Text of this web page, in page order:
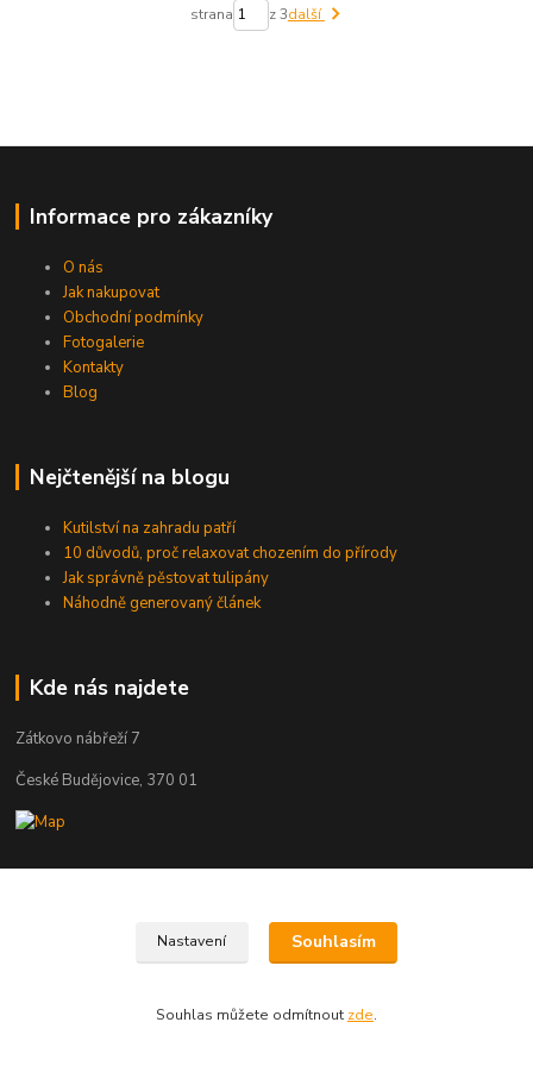
strana z 3další
Informace pro zákazníky
O nás
Jak nakupovat
Obchodní podmínky
Fotogalerie
Kontakty
Blog
Nejčtenější na blogu
Kutilství na zahradu patří
10 důvodů, proč relaxovat chozením do přírody
Jak správně pěstovat tulipány
Náhodně generovaný článek
Kde nás najdete
Zátkovo nábřeží 7
České Budějovice, 370 01
Zákaznická podpora Eshop-rychle
+420 602 643 393
Nastavení Souhlasím
Souhlas můžete odmítnout zde.